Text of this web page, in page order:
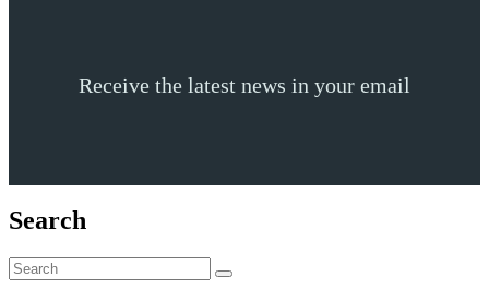
Receive the latest news in your email
Search